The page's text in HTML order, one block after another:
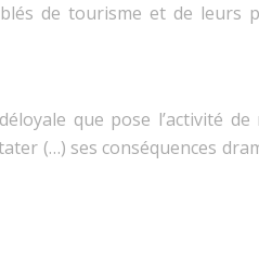
de tourisme et de leurs
que pose l’activité
(…) ses conséquences